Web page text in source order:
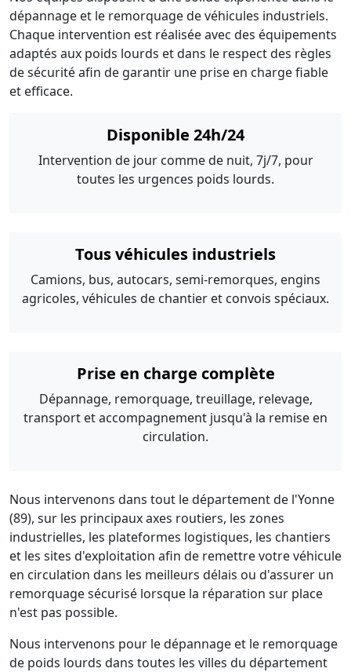
dépannage et le remorquage de véhicules industriels.
Chaque intervention est réalisée avec des équipements
adaptés aux poids lourds et dans le respect des règles
de sécurité afin de garantir une prise en charge fiable
et efficace.
Disponible 24h/24
Intervention de jour comme de nuit, 7j/7, pour
toutes les urgences poids lourds.
Tous véhicules industriels
Camions, bus, autocars, semi-remorques, engins
agricoles, véhicules de chantier et convois spéciaux.
Prise en charge complète
Dépannage, remorquage, treuillage, relevage,
transport et accompagnement jusqu'à la remise en
circulation.
Nous intervenons dans tout le département de l'Yonne
(89), sur les principaux axes routiers, les zones
industrielles, les plateformes logistiques, les chantiers
et les sites d'exploitation afin de remettre votre véhicule
en circulation dans les meilleurs délais ou d'assurer un
remorquage sécurisé lorsque la réparation sur place
n'est pas possible.
Nous intervenons pour le dépannage et le remorquage
de poids lourds dans toutes les villes du département